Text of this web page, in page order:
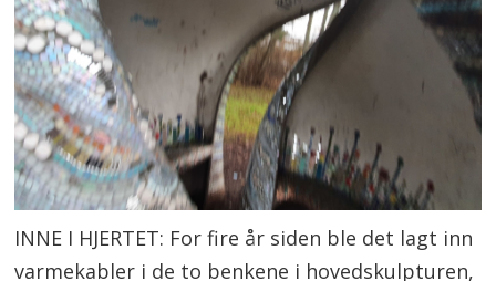
INNE I HJERTET: For fire år siden ble det lagt inn
varmekabler i de to benkene i hovedskulpturen,